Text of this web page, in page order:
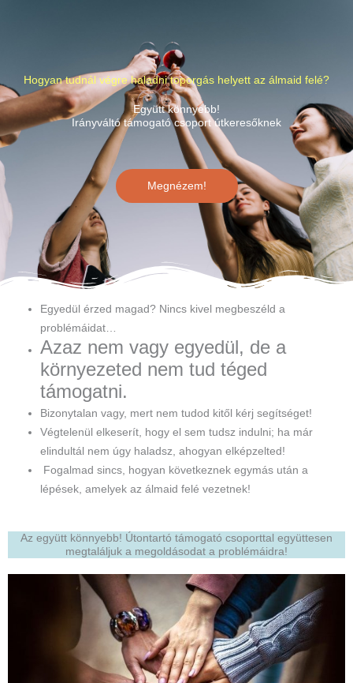
Hogyan tudnál végre haladni toporgás helyett az álmaid felé?
Együtt könnyebb!
Irányváltó támogató csoport útkeresőknek
Megnézem!
Egyedül érzed magad? Nincs kivel megbeszéld a
problémáidat…
Azaz nem vagy egyedül, de a
környezeted nem tud téged
támogatni.
Bizonytalan vagy, mert nem tudod kitől kérj segítséget!
Végtelenül elkeserít, hogy el sem tudsz indulni; ha már
elindultál nem úgy haladsz, ahogyan elképzelted!
Fogalmad sincs, hogyan következnek egymás után a
lépések, amelyek az álmaid felé vezetnek!
Az együtt könnyebb! Útontartó támogató csoporttal együttesen
megtaláljuk a megoldásodat a problémáidra!